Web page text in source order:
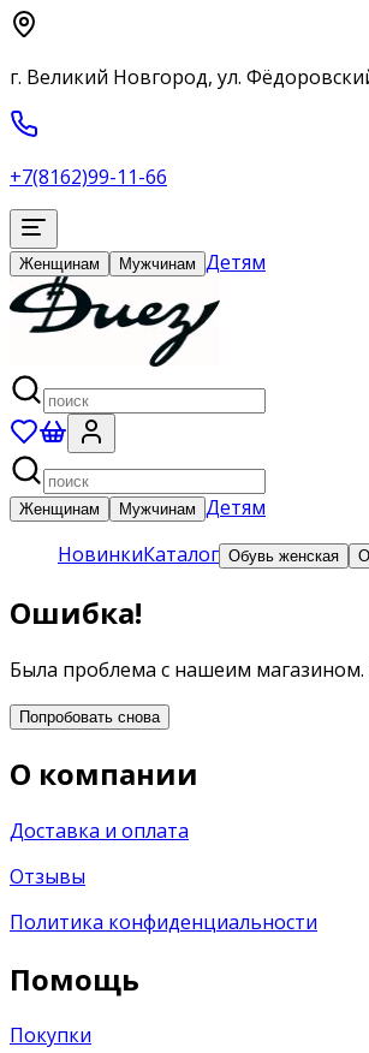
г. Великий Новгород, ул.
+7(8162)99-11-66
Женщинам Мужчинам Детям
Женщинам Мужчинам Детям
НовинкиКаталог Обувь женская
Ошибка!
Была проблема с нашеим
Попробовать снова
О компании
Доставка и оплата
Отзывы
Политика конфиденциальности
Помощь
Покупки